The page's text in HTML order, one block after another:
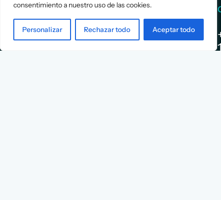
consentimiento a nuestro uso de las cookies.
Personalizar Rechazar todo Aceptar todo
Services
Assessment
About Us